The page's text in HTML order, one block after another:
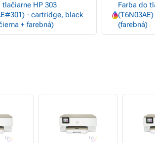
tlačiarne HP 303
- cartridge, black
+ farebná)
Farba do
(farebná)